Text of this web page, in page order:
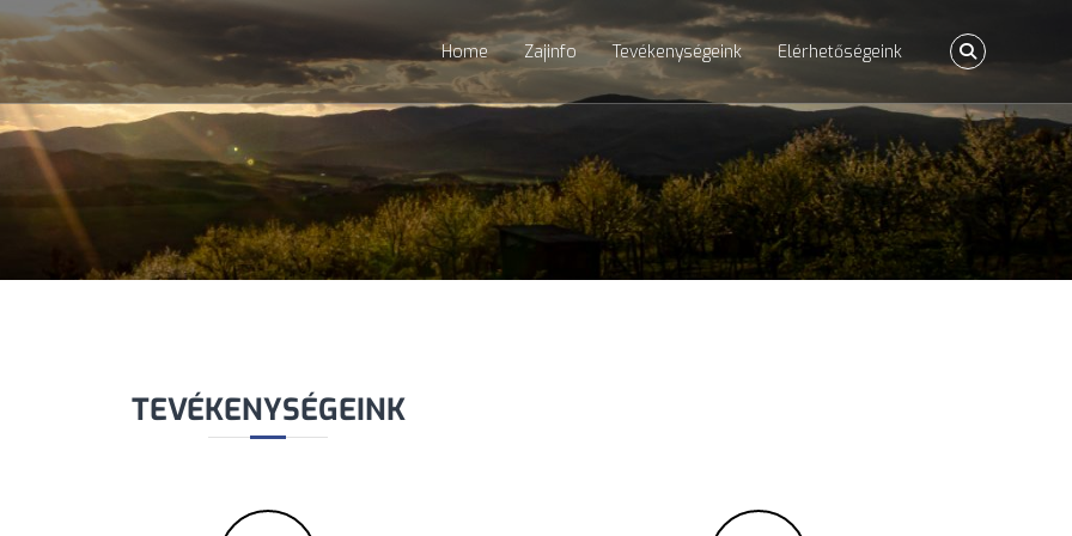
Home Zajinfo Tevékenységeink Elérhetőségeink
TEVÉKENYSÉGEINK